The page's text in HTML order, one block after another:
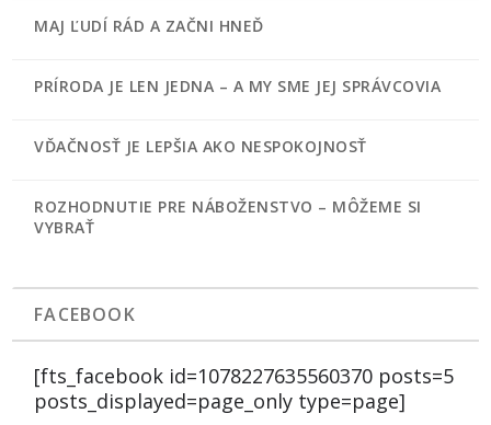
MAJ ĽUDÍ RÁD A ZAČNI HNEĎ
PRÍRODA JE LEN JEDNA – A MY SME JEJ SPRÁVCOVIA
VĎAČNOSŤ JE LEPŠIA AKO NESPOKOJNOSŤ
ROZHODNUTIE PRE NÁBOŽENSTVO – MÔŽEME SI
VYBRAŤ
FACEBOOK
[fts_facebook id=1078227635560370 posts=5
posts_displayed=page_only type=page]